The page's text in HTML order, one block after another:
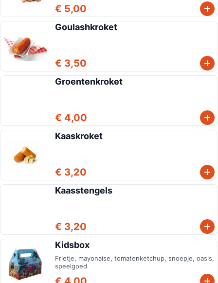
€ 5,00
Goulashkroket
€ 3,50
Groentenkroket
€ 4,00
Kaaskroket
€ 3,20
Kaasstengels
€ 3,20
Kidsbox
Frietje, mayonaise, tomatenketchup, snoepje, oasis,
speelgoed